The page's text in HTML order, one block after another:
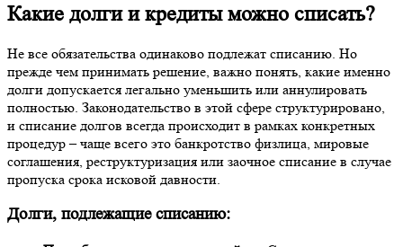
Какие долги и кредиты можно списать?
Не все обязательства одинаково подлежат списанию. Но
прежде чем принимать решение, важно понять, какие именно
долги допускается легально уменьшить или аннулировать
полностью. Законодательство в этой сфере структурировано,
и списание долгов всегда происходит в рамках конкретных
процедур – чаще всего это банкротство физлица, мировые
соглашения, реструктуризация или заочное списание в случае
пропуска срока исковой давности.
Долги, подлежащие списанию: